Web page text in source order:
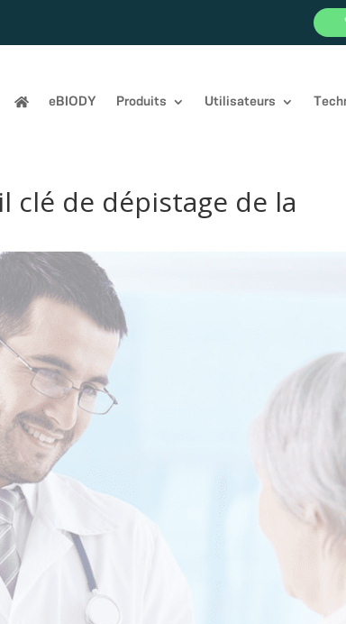
eBIODY Produits Utilisateurs
clé de dépistage de la